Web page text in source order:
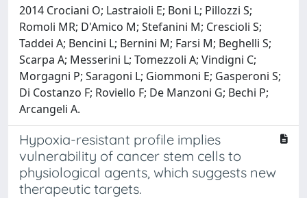
2014 Crociani O; Lastraioli E; Boni L; Pillozzi S;
Romoli MR; D'Amico M; Stefanini M; Crescioli S;
Taddei A; Bencini L; Bernini M; Farsi M; Beghelli S;
Scarpa A; Messerini L; Tomezzoli A; Vindigni C;
Morgagni P; Saragoni L; Giommoni E; Gasperoni S;
Di Costanzo F; Roviello F; De Manzoni G; Bechi P;
Arcangeli A.
Hypoxia-resistant profile implies
vulnerability of cancer stem cells to
physiological agents, which suggests new
therapeutic targets.